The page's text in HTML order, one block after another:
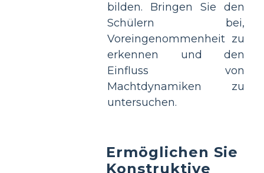
bilden. Bringen Sie den
Schülern bei,
Voreingenommenheit zu
erkennen und den
Einfluss von
Machtdynamiken zu
untersuchen.
Ermöglichen Sie
Konstruktive